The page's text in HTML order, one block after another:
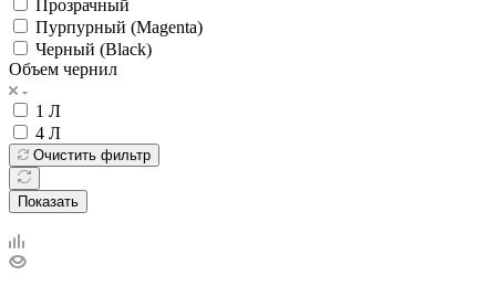
Прозрачный
Пурпурный (Magenta)
Черный (Black)
Объем чернил
1 Л
4 Л
Очистить фильтр
Показать